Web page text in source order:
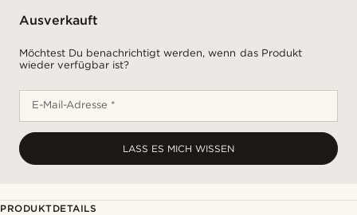
Ausverkauft
Möchtest Du benachrichtigt werden, wenn das Produkt
wieder verfügbar ist?
E-Mail-Adresse *
LASS ES MICH WISSEN
PRODUKTDETAILS